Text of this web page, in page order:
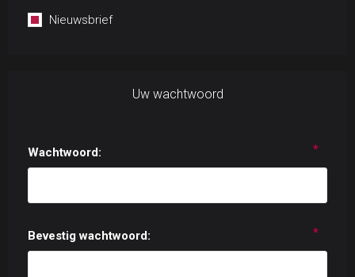
Nieuwsbrief
Uw wachtwoord
Wachtwoord: *
Bevestig wachtwoord: *